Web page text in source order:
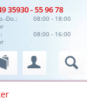
35930 - 55 96 78
Do.:
08:00 - 18:00
08:00 - 16:00